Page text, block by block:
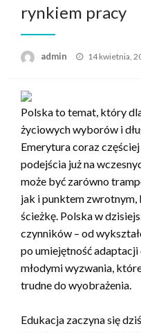
rynkiem pracy
admin
Opublikowane
14 kwietnia,
Polska to temat, który
życiowych wyborów i
Emerytura coraz
podejścia już na
może być zarówno
jak i punktem
ścieżkę. Polska w
czynników – od
po umiejętność
młodymi wyzwania,
trudne do wyobrażenia.
Edukacja zaczyna się